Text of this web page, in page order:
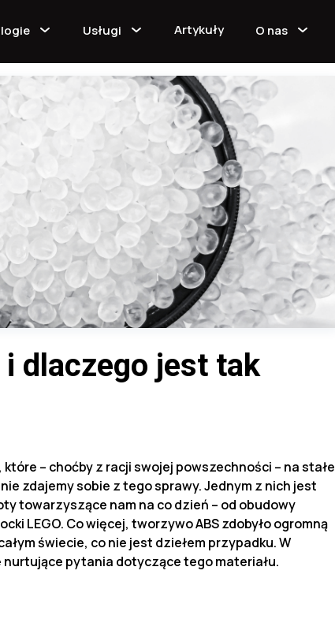
Usługi Artykuły O nas
dlaczego jest tak
– choćby z racji swojej powszechności – na stałe
zdajemy sobie z tego sprawy. Jednym z nich jest
towarzyszące nam na co dzień – od obudowy
LEGO. Co więcej, tworzywo ABS zdobyło ogromną
świecie, conie jest dziełem przypadku. W
pytania dotyczące tego materiału.